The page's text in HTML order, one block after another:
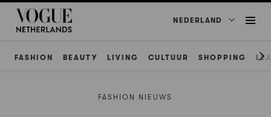
NEDERLAND
FASHION BEAUTY LIVING CULTUUR SHOPPING
FASHION NIEUWS